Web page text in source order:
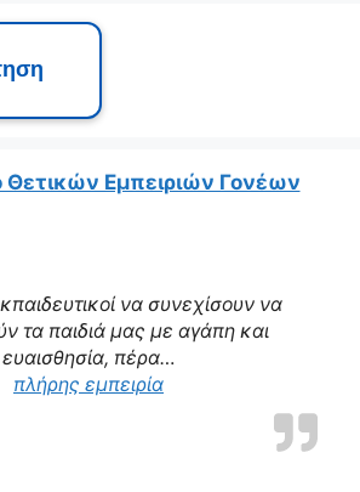
να συνεχίσουν να
τα παιδιά μας με αγάπη και
ευαισθησία, πέρα…
πλήρης εμπειρία“Η δασκάλα μας
Θετικών Εμπειριών Γονέων